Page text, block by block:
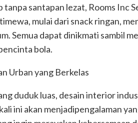
tanpa santapan lezat, Rooms Inc
, mulai dari snack ringan,
Semua dapat dinikmati sambil
bola.
Urban yang Berkelas
duduk luas, desain interior
ini akan menjadipengalaman